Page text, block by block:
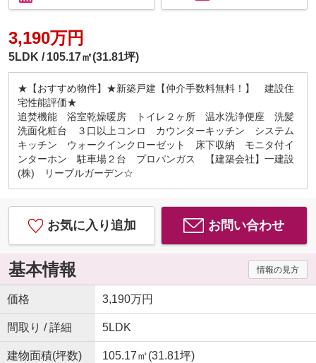
3,190万円
5LDK 105.17㎡(31.81坪)
★【おすすめ物件】★新築戸建【仲介手数料無料！】 建設住
宅性能評価★
追焚機能 浴室乾燥暖房 トイレ２ヶ所 温水洗浄便座 洗髪
洗面化粧台 ３口以上コンロ カウンターキッチン システム
キッチン ウォークインクローゼット 床下収納 モニタ付イ
ンターホン 駐車場２台 プロパンガス 【建築会社】一建設
(株) リーブルガーデン☆
お気に入り追加 お問い合わせ
基本情報 情報の見方
価格 3,190万円
間取り / 詳細 5LDK
建物面積(坪数) 105.17㎡(31.81坪)